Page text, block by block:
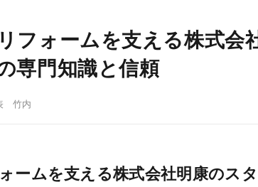
フォームを支える株式会
専門知識と信頼
竹内
ームを支える株式会社明康のス